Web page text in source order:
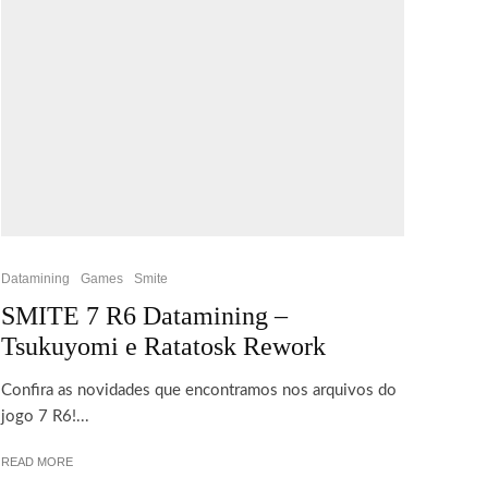
Datamining Games Smite
SMITE 7 R6 Datamining –
Tsukuyomi e Ratatosk Rework
Confira as novidades que encontramos nos arquivos do
jogo 7 R6!...
READ MORE